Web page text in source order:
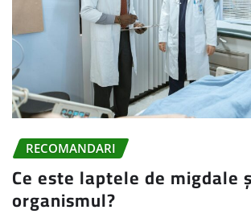
RECOMANDARI
Ce este laptele de migdale
organismul?